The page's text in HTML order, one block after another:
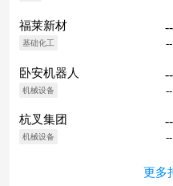
福莱新材
基础化工
--
--
卧安机器人
机械设备
--
--
杭叉集团
机械设备
--
--
更多